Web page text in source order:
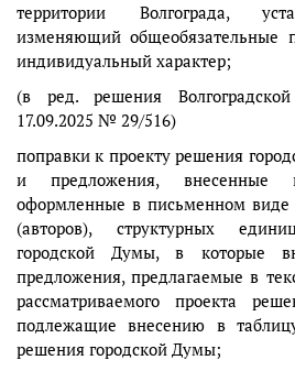
территории Волгограда,
изменяющий
индивидуальный характер;
(в ред. решения
17.09.2025 № 29/516)
поправки к проекту решения
и предложения, внесенные
оформленные в письменном виде
(авторов), структурных
городской Думы, в которые
предложения, предлагаемые в
рассматриваемого проекта
подлежащие внесению в
решения городской Думы;